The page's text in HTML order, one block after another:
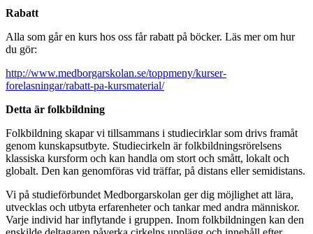
Rabatt
Alla som går en kurs hos oss får rabatt på böcker. Läs mer om hur
du gör:
http://www.medborgarskolan.se/toppmeny/kurser-
forelasningar/rabatt-pa-kursmaterial/
Detta är folkbildning
Folkbildning skapar vi tillsammans i studiecirklar som drivs framåt
genom kunskapsutbyte. Studiecirkeln är folkbildningsrörelsens
klassiska kursform och kan handla om stort och smått, lokalt och
globalt. Den kan genomföras vid träffar, på distans eller semidistans.
Vi på studieförbundet Medborgarskolan ger dig möjlighet att lära,
utvecklas och utbyta erfarenheter och tankar med andra människor.
Varje individ har inflytande i gruppen. Inom folkbildningen kan den